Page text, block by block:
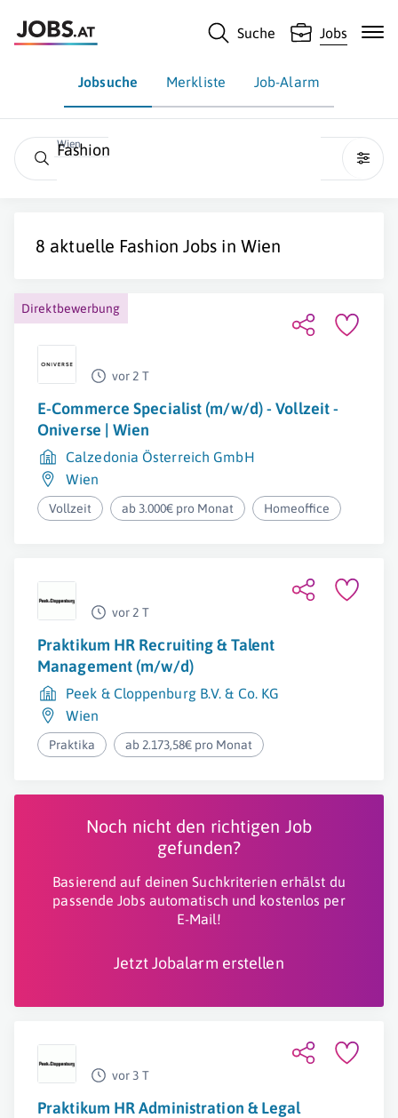
Suche Jobs
Jobsuche Merkliste Job-Alarm
Wien
Fashion
8 aktuelle Fashion Jobs in Wien
Direktbewerbung
vor 2 T
E-Commerce Specialist (m/w/d) - Vollzeit -
Oniverse | Wien
Calzedonia Österreich GmbH
Wien
Vollzeit ab 3.000€ pro Monat Homeoffice
vor 2 T
Praktikum HR Recruiting & Talent
Management (m/w/d)
Peek & Cloppenburg B.V. & Co. KG
Wien
Praktika ab 2.173,58€ pro Monat
Noch nicht den richtigen Job
gefunden?
Basierend auf deinen Suchkriterien erhälst du
passende Jobs automatisch und kostenlos per
E-Mail!
Jetzt Jobalarm erstellen
vor 3 T
Praktikum HR Administration & Legal